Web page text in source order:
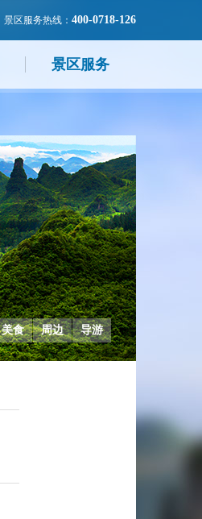
景区服务热线： 400-0718-126
景区服务
美食 周边 导游